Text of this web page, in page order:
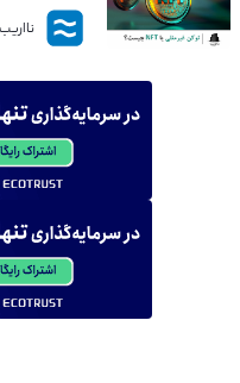
نااریب